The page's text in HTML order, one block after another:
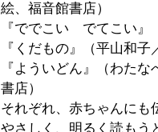
絵、福音館書店）
『ででこい でてこい』
『くだもの』（平山和
『よういどん』（わた
書店）
それぞれ、赤ちゃんにも
やさしく、明るく読もう